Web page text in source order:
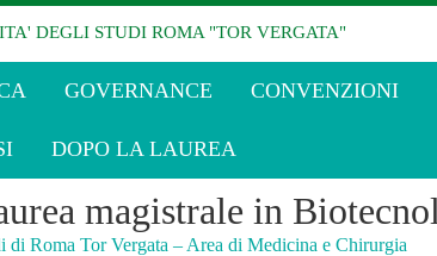
DEGLI STUDI ROMA "TOR VERGATA"
GOVERNANCE CONVENZIONI
DOPO LA LAUREA
magistrale in
di Roma Tor Vergata – Area di Medicina e Chirurgia